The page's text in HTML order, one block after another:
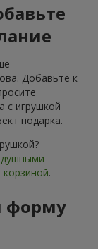
Добавьте к
с игрушкой
подарка.
.
форму